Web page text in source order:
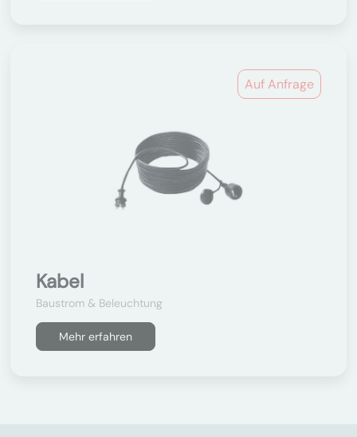
Auf Anfrage
Kabel
Baustrom & Beleuchtung
Mehr erfahren